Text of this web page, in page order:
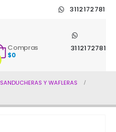
3112172781
3112172781
Compras
$0
SANDUCHERAS Y WAFLERAS